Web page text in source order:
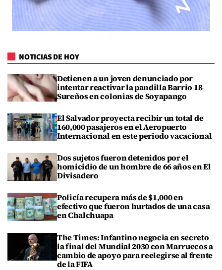
NOTICIAS DE HOY
Detienen a un joven denunciado por
intentar reactivar la pandilla Barrio 18
Sureños en colonias de Soyapango
El Salvador proyecta recibir un total de
160,000 pasajeros en el Aeropuerto
Internacional en este periodo vacacional
Dos sujetos fueron detenidos por el
homicidio de un hombre de 66 años en El
Divisadero
Policía recupera más de $1,000 en
efectivo que fueron hurtados de una casa
en Chalchuapa
The Times: Infantino negocia en secreto
la final del Mundial 2030 con Marruecos a
cambio de apoyo para reelegirse al frente
de la FIFA